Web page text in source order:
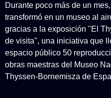
Durante poco más de un
transformó en un museo al
gracias a la exposición "El
de visita", una iniciativa que
espacio público 50
obras maestras del Museo
Thyssen-Bornemisza de